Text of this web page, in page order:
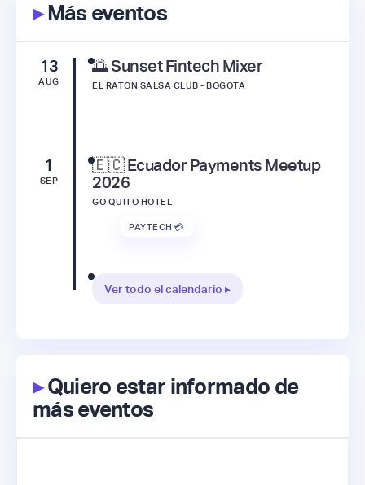
▸Más eventos
13
AUG
🌅 Sunset Fintech Mixer
EL RATÓN SALSA CLUB - BOGOTÁ
1
SEP
🇪🇨 Ecuador Payments Meetup
2026
GO QUITO HOTEL
PAYTECH 💳
Ver todo el calendario ▸
▸Quiero estar informado de
más eventos